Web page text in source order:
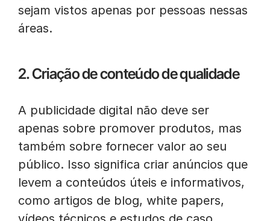
sejam vistos apenas por pessoas nessas
áreas.
2. Criação de conteúdo de qualidade
A publicidade digital não deve ser
apenas sobre promover produtos, mas
também sobre fornecer valor ao seu
público. Isso significa criar anúncios que
levem a conteúdos úteis e informativos,
como artigos de blog, white papers,